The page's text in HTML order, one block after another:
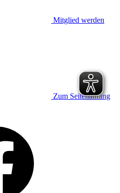
Mitglied werden
Zum Seitenanfang